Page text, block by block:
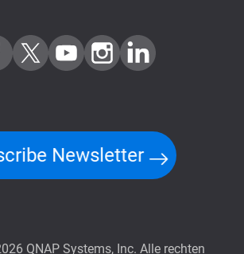
Newsletter
QNAP Systems, Inc. Alle rechten